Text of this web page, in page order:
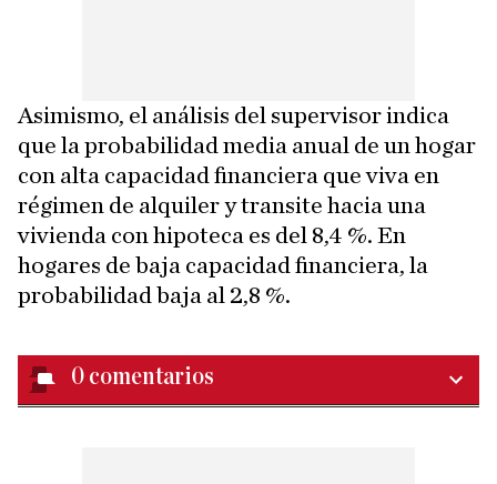
Asimismo, el análisis del supervisor indica
que la probabilidad media anual de un hogar
con alta capacidad financiera que viva en
régimen de alquiler y transite hacia una
vivienda con hipoteca es del 8,4 %. En
hogares de baja capacidad financiera, la
probabilidad baja al 2,8 %.
0 comentarios